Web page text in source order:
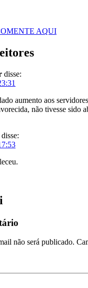
AQUI
disse:
aumento aos
não tivesse sido
disse:
não será publicado.